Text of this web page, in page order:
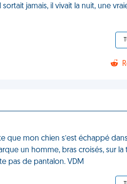
jamais, il vivait la nuit, une
que mon chien s’est échappé
un homme, bras croisés, sur la
pas de pantalon. VDM